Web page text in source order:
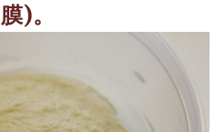
膜)。